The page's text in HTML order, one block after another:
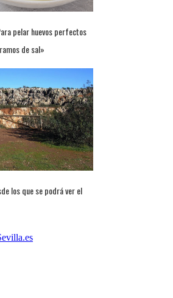
pelar huevos perfectos
de sal»
los que se podrá ver el